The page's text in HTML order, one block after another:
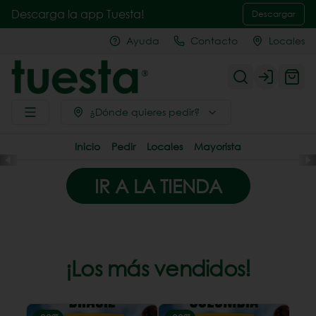
Descarga la app Tuesta! Descargar
Ayuda Contacto Locales
Login
¿Dónde quieres pedir?
Inicio Pedir Locales Mayorista
IR A LA TIENDA
¡Los más vendidos!